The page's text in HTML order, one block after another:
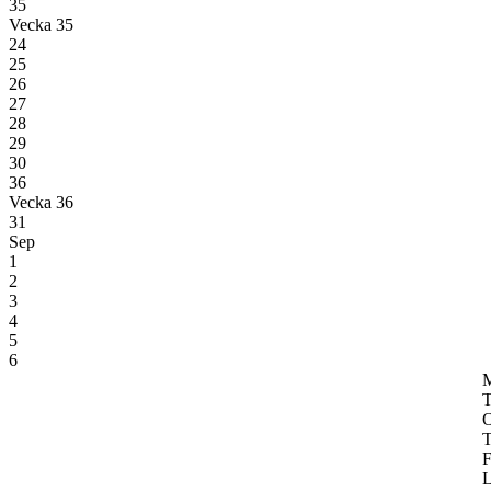
35
Vecka 35
24
25
26
27
28
29
30
36
Vecka 36
31
Sep
1
2
3
4
5
6
F